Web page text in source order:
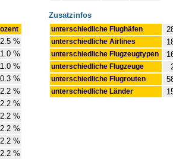
%
%
%
%
2.2 %
2.2 %
2.2 %
2.2 %
2.2 %
2.2 %
Zusatzinfos
unterschiedliche Flughäfen
unterschiedliche Airlines
unterschiedliche Flugzeugtypen
unterschiedliche Flugzeuge
unterschiedliche Flugrouten
unterschiedliche Länder